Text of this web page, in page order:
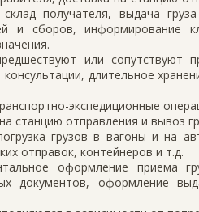
получателя, выдача
и сборов, информирование
или сопутствуют
длительное
экспедиционные
станцию отправления и вывоз
грузов в вагоны и на
отправок, контейнеров и т.д.
оформление приема
документов, оформление